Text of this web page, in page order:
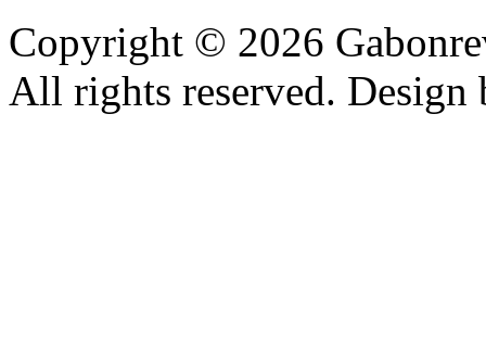
Copyright © 2026
All rights reserved.